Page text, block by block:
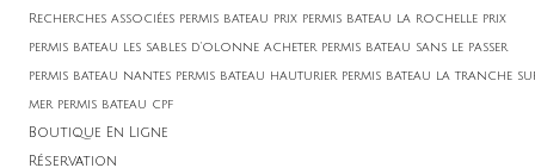
Recherches associées permis bateau prix permis bateau la rochelle prix
permis bateau les sables d'olonne acheter permis bateau sans le passer
permis bateau nantes permis bateau hauturier permis bateau la tranche
mer permis bateau cpf
Boutique En Ligne
Réservation